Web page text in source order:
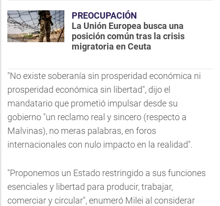
PREOCUPACIÓN
La Unión Europea busca una
posición común tras la crisis
migratoria en Ceuta
"No existe soberanía sin prosperidad económica ni
prosperidad económica sin libertad", dijo el
mandatario que prometió impulsar desde su
gobierno "un reclamo real y sincero (respecto a
Malvinas), no meras palabras, en foros
internacionales con nulo impacto en la realidad".
"Proponemos un Estado restringido a sus funciones
esenciales y libertad para producir, trabajar,
comerciar y circular", enumeró Milei al considerar